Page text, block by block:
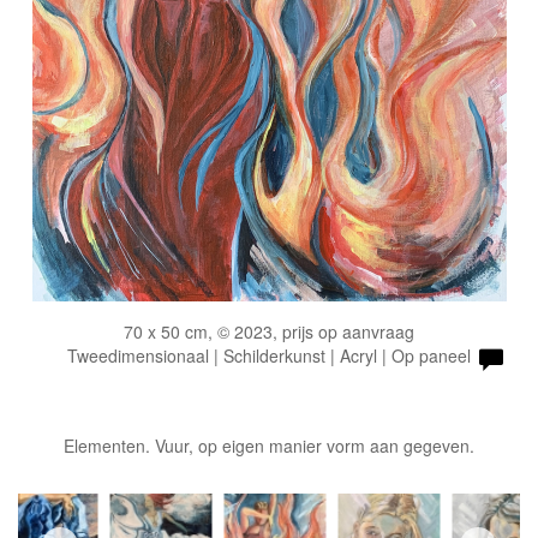
70 x 50 cm, © 2023, prijs op aanvraag
Tweedimensionaal | Schilderkunst | Acryl | Op paneel
Elementen. Vuur, op eigen manier vorm aan gegeven.